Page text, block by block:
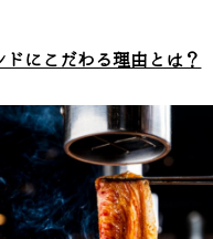
ドにこだわる理由とは？